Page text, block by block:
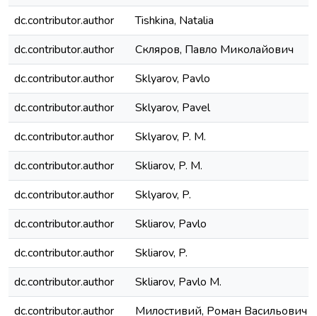
dc.contributor.author
Tishkina, Natalia
dc.contributor.author
Скляров, Павло Миколайович
dc.contributor.author
Sklyarov, Pavlo
dc.contributor.author
Sklyarov, Pavel
dc.contributor.author
Sklyarov, P. M.
dc.contributor.author
Skliarov, P. M.
dc.contributor.author
Sklyarov, P.
dc.contributor.author
Skliarov, Pavlo
dc.contributor.author
Skliarov, P.
dc.contributor.author
Skliarov, Pavlo M.
dc.contributor.author
Милостивий, Роман Васильович